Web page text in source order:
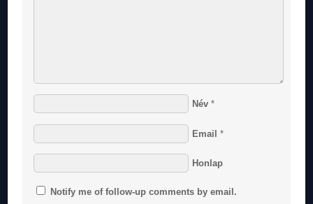
Név *
Email *
Honlap
Notify me of follow-up comments by email.